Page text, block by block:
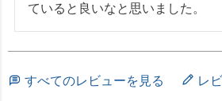
ていると良いなと思いました。
すべてのレビューを見る レ